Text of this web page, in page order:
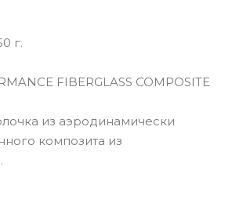
г.
FIBERGLASS COMPOSITE
из аэродинамически
композита из